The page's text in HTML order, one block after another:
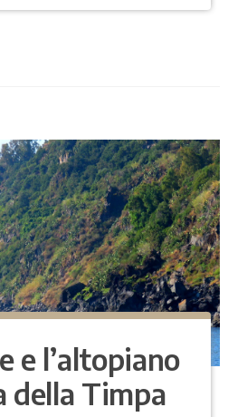
e l’altopiano
della Timpa